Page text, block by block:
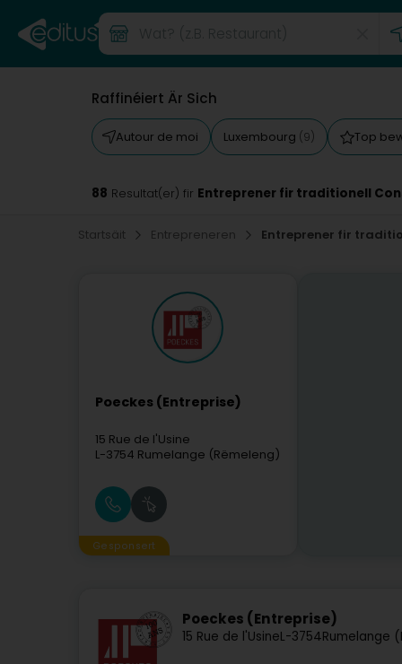
Raffinéiert Är Sich
Autour de moi Luxembourg (9) Top
88 Resultat(er) fir Entreprener fir traditionell
Startsäit Entrepreneren Entreprener fir
Poeckes (Entreprise)
15 Rue de l'Usine
L-3754 Rumelange (Rëmeleng)
Gesponsert
Poeckes (Entreprise)
15 Rue de l'UsineL-3754Rumelange